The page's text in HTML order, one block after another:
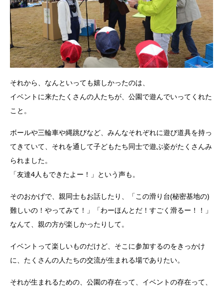
それから、なんといっても嬉しかったのは、
イベントに来たたくさんの人たちが、公園で遊んでいってくれた
こと。
ボールや三輪車や縄跳びなど、みんなそれぞれに遊び道具を持っ
てきていて、それを通して子どもたち同士で遊ぶ姿がたくさんみ
られました。
「友達4人もできたよー！」という声も。
そのおかげで、親同士もお話したり、「この滑り台(秘密基地の)
難しいの！やってみて！」「わーほんとだ！すごく滑るー！！」
なんて、親の方が楽しかったりして。
イベントって楽しいものだけど、そこに参加するのをきっかけ
に、たくさんの人たちの交流が生まれる場でありたい。
それが生まれるための、公園の存在って、イベントの存在って、